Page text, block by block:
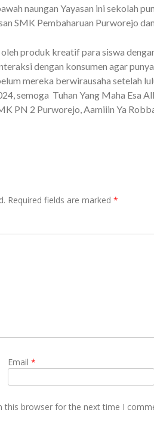
naungan Yayasan ini sekolah
SMK Pembaharuan Purworejo
produk kreatif para siswa
dengan konsumen agar
mereka berwirausaha setelah
semoga Tuhan Yang Maha Esa
PN 2 Purworejo, Aamiiin Ya
Required fields are marked *
Email *
this browser for the next time I